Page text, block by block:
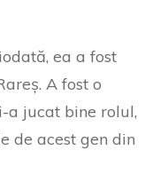
ea a fost
A fost o
a jucat bine rolul,
de acest gen din